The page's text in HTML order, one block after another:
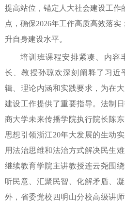
提高站位，锚定人大社会建设工作
点，确保2026年工作高质高效落
升自身建设水平。
培训班课程安排紧凑、内容
长、教授孙琼欢深刻阐释了习近
辑、理论内涵和实践要求，为在
建设工作提供了重要指导。法制
商大学未来传播学院执行院长陈
思想引领浙江20年大发展的生动
用法治思维和法治方式解决民生
继续教育学院主讲教授连云尧围
听民意、汇聚民智、化解矛盾、
外，省委党校四明山分校高级讲